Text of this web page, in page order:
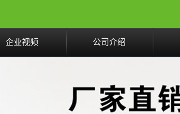
企业视频 公司介绍